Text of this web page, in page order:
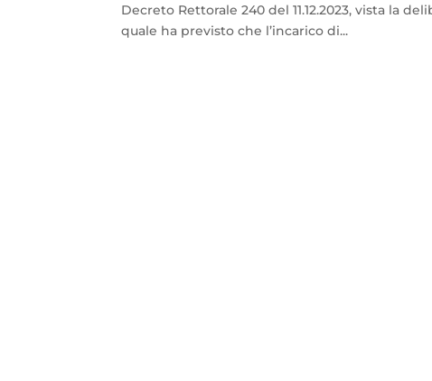
Decreto Rettorale 240 del 11.12.2023, vista la
quale ha previsto che l’incarico di...